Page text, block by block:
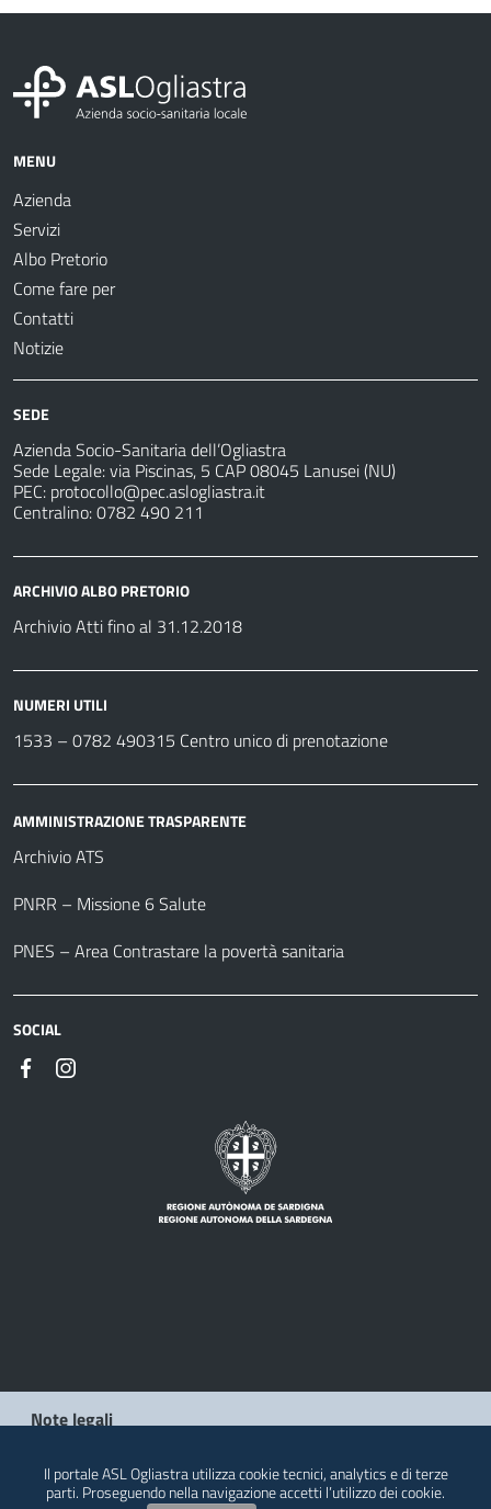
MENU
Azienda
Servizi
Albo Pretorio
Come fare per
Contatti
Notizie
SEDE
Azienda Socio-Sanitaria dell’Ogliastra
Sede Legale: via Piscinas, 5 CAP 08045 Lanusei (NU)
PEC: protocollo@pec.aslogliastra.it
Centralino: 0782 490 211
ARCHIVIO ALBO PRETORIO
Archivio Atti fino al 31.12.2018
NUMERI UTILI
1533 – 0782 490315 Centro unico di prenotazione
AMMINISTRAZIONE TRASPARENTE
Archivio ATS
PNRR – Missione 6 Salute
PNES – Area Contrastare la povertà sanitaria
SOCIAL
Note legali
Contatti
Il portale ASL Ogliastra utilizza cookie tecnici, analytics e di terze
parti. Proseguendo nella navigazione accetti l’utilizzo dei cookie.